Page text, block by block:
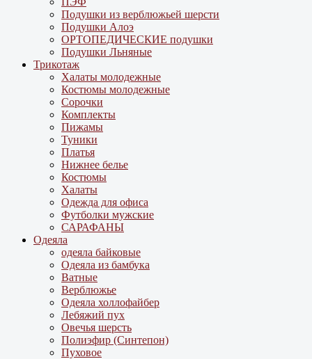
Подушки из верблюжьей шерсти
Подушки Алоэ
ОРТОПЕДИЧЕСКИЕ подушки
Подушки Льняные
Трикотаж
Халаты молодежные
Костюмы молодежные
Сорочки
Комплекты
Пижамы
Туники
Платья
Нижнее белье
Костюмы
Халаты
Одежда для офиса
Футболки мужские
САРАФАНЫ
Одеяла
одеяла байковые
Одеяла из бамбука
Ватные
Верблюжье
Одеяла холлофайбер
Лебяжий пух
Овечья шерсть
Полиэфир (Синтепон)
Пуховое